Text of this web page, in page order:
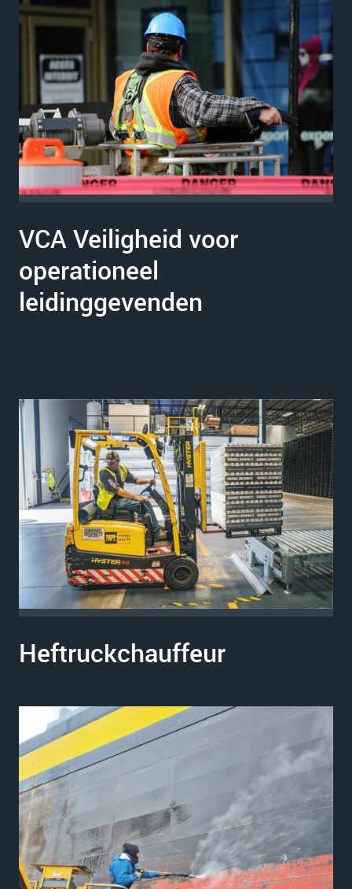
VCA Veiligheid voor
operationeel
leidinggevenden
Heftruckchauffeur